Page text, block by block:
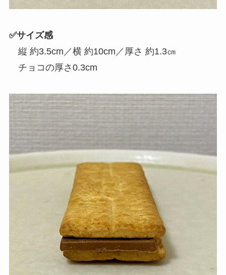
✅️サイズ感
縦 約3.5cm／横 約10cm／厚さ 約1.3㎝
チョコの厚さ0.3cm